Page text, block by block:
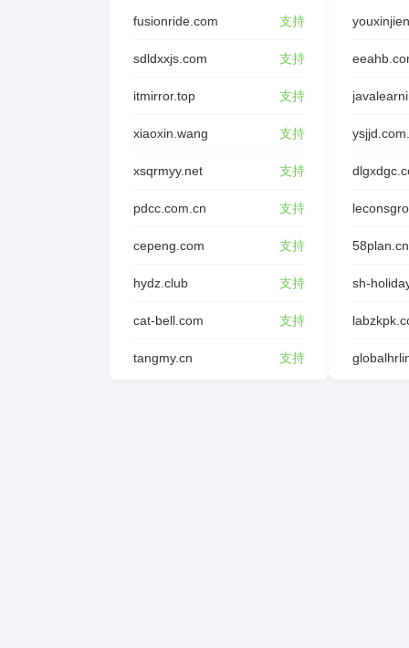
fusionride.com 支持
sdldxxjs.com 支持
itmirror.top 支持
xiaoxin.wang 支持
xsqrmyy.net 支持
pdcc.com.cn 支持
cepeng.com 支持
hydz.club 支持
cat-bell.com 支持
tangmy.cn 支持
58plan.cn
sh-